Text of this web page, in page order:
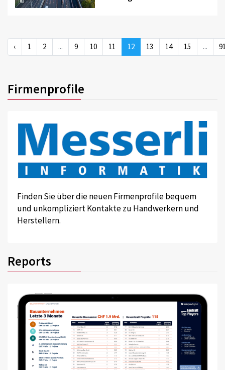
‹ 1 2 ... 9 10 11 12 13 14 15 ...
Firmenprofile
Finden Sie über die neuen Firmenprofile bequem
und unkompliziert Kontakte zu Handwerkern und
Herstellern.
Reports